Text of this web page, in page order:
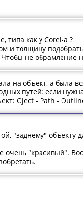
типа как у Corel-а ?
и толщину
не обрамление
на объект, а была
путей: если
Oject - Path -
"заднему" объекту
очень "красивый".